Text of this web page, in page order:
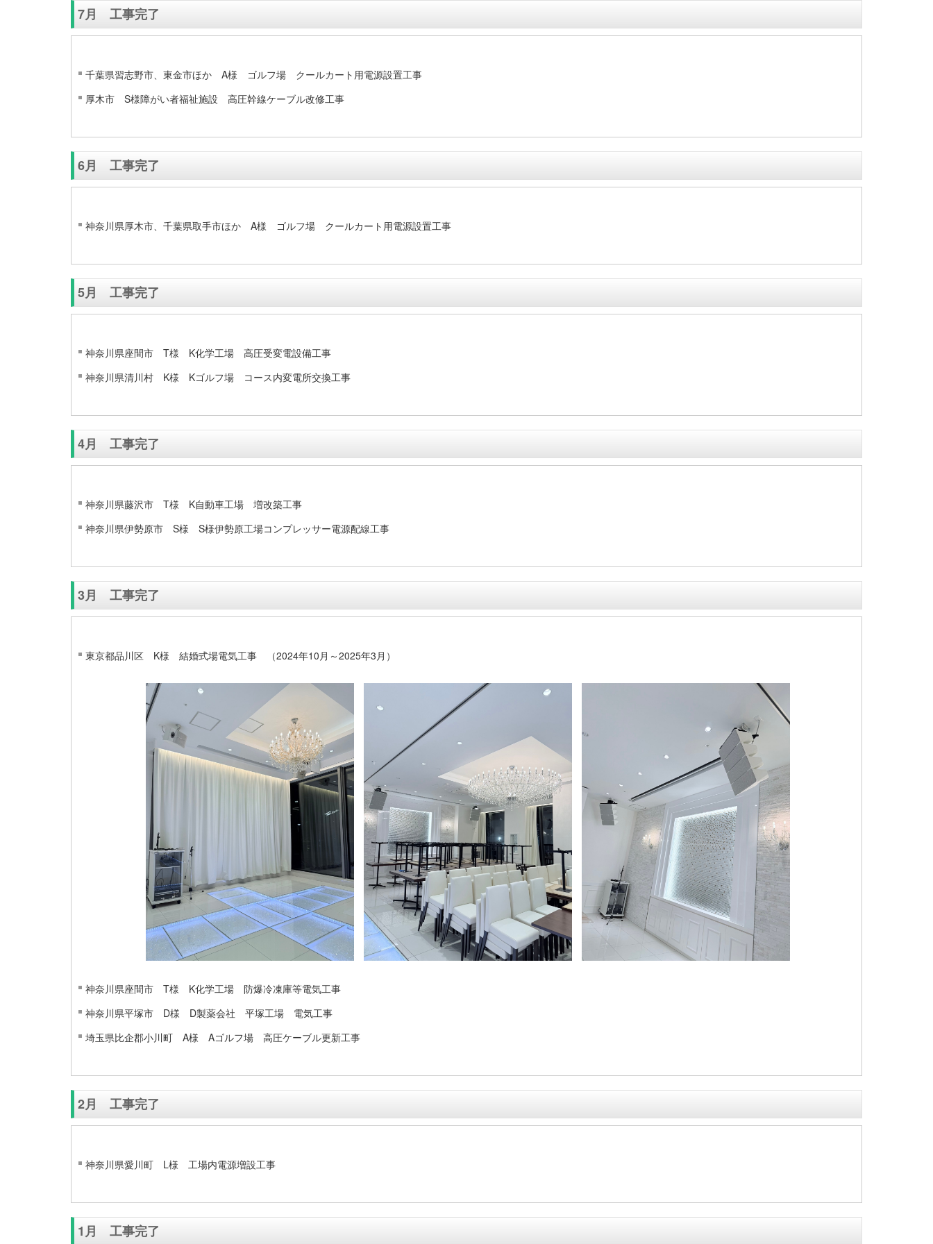
7月 工事完了
千葉県習志野市、東金市ほか A様 ゴルフ場 クールカート用電源設置工事
厚木市 S様障がい者福祉施設 高圧幹線ケーブル改修工事
6月 工事完了
神奈川県厚木市、千葉県取手市ほか A様 ゴルフ場 クールカート用電源設置工事
5月 工事完了
神奈川県座間市 T様 K化学工場 高圧受変電設備工事
神奈川県清川村 K様 Kゴルフ場 コース内変電所交換工事
4月 工事完了
神奈川県藤沢市 T様 K自動車工場 増改築工事
神奈川県伊勢原市 S様 S様伊勢原工場コンプレッサー電源配線工事
3月 工事完了
東京都品川区 K様 結婚式場電気工事 （2024年10月～2025年3月）
神奈川県座間市 T様 K化学工場 防爆冷凍庫等電気工事
神奈川県平塚市 D様 D製薬会社 平塚工場 電気工事
埼玉県比企郡小川町 A様 Aゴルフ場 高圧ケーブル更新工事
2月 工事完了
神奈川県愛川町 L様 工場内電源増設工事
1月 工事完了